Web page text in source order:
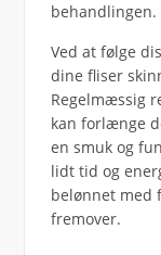
behandlingen.
Ved at følge
dine fliser
Regelmæssig
kan forlænge
en smuk og
lidt tid og
belønnet med
fremover.